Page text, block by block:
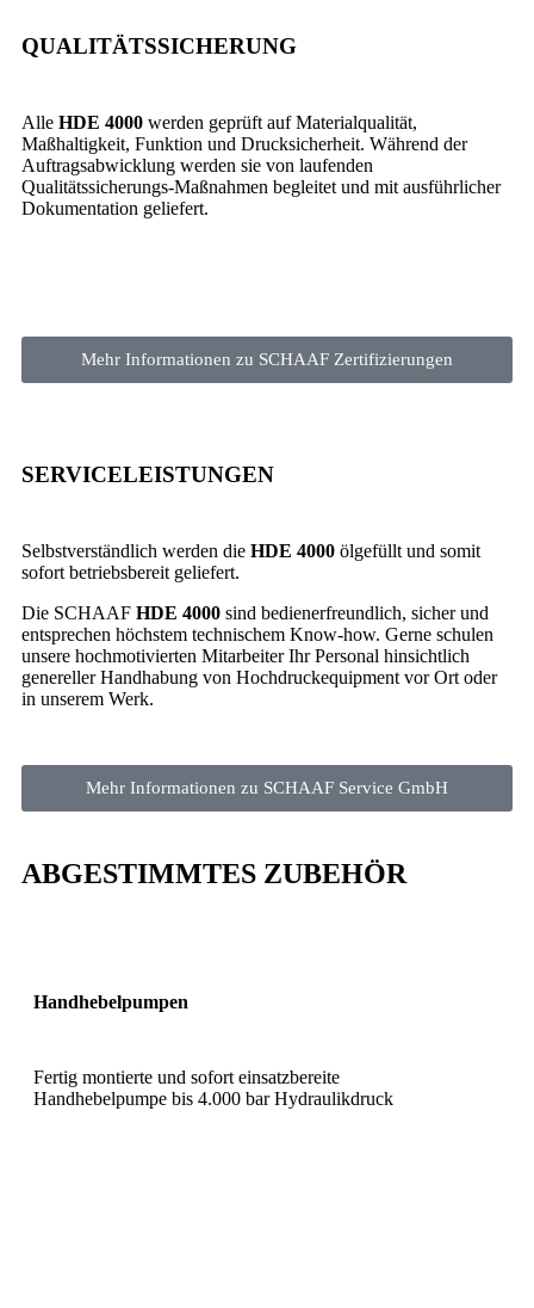
QUALITÄTSSICHERUNG
Alle HDE 4000 werden geprüft auf Materialqualität,
Maßhaltigkeit, Funktion und Drucksicherheit. Während der
Auftragsabwicklung werden sie von laufenden
Qualitätssicherungs-Maßnahmen begleitet und mit ausführlicher
Dokumentation geliefert.
Mehr Informationen zu SCHAAF Zertifizierungen
SERVICELEISTUNGEN
Selbstverständlich werden die HDE 4000 ölgefüllt und somit
sofort betriebsbereit geliefert.
Die SCHAAF HDE 4000 sind bedienerfreundlich, sicher und
entsprechen höchstem technischem Know-how. Gerne schulen
unsere hochmotivierten Mitarbeiter Ihr Personal hinsichtlich
genereller Handhabung von Hochdruckequipment vor Ort oder
in unserem Werk.
Mehr Informationen zu SCHAAF Service GmbH
ABGESTIMMTES ZUBEHÖR
Handhebelpumpen
Fertig montierte und sofort einsatzbereite
Handhebelpumpe bis 4.000 bar Hydraulikdruck